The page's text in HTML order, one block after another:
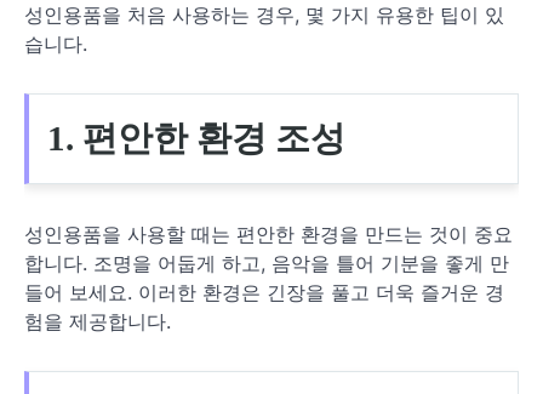
성인용품을 처음 사용하는 경우, 몇 가지 유용한 팁이 있
습니다.
1. 편안한 환경 조성
성인용품을 사용할 때는 편안한 환경을 만드는 것이 중요
합니다. 조명을 어둡게 하고, 음악을 틀어 기분을 좋게 만
들어 보세요. 이러한 환경은 긴장을 풀고 더욱 즐거운 경
험을 제공합니다.